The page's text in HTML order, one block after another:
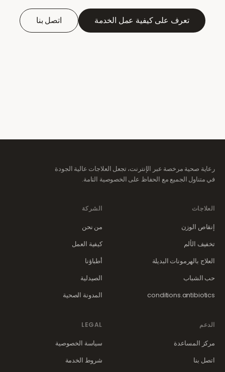
تعرف على كيفية عمل الخدمة اتصل بنا
رعاية صحية مرخصة عبر الإنترنت، تجعل العلاجات عالية الجودة
في متناول الجميع مع الحفاظ على الخصوصية التامة.
العلاجات
إنقاص الوزن
تخفيف الألم
العلاج بالهرمونات البديلة
حب الشباب
conditions.antibiotics
الشركة
من نحن
كيفية العمل
أطباؤنا
الصيدلية
المدونة الصحية
الدعم
مركز المساعدة
اتصل بنا
LEGAL
سياسة الخصوصية
شروط الخدمة